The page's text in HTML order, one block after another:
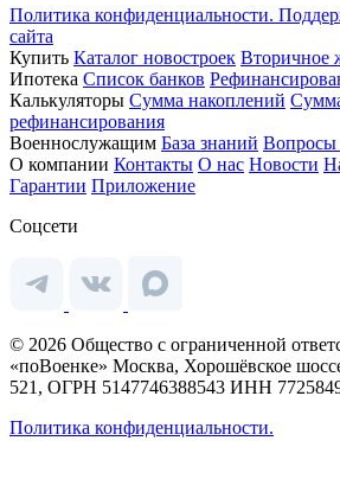
Политика конфиденциальности.
сайта
Купить Каталог новостроек Вторичное
Ипотека Список банков
Калькуляторы Сумма накоплений
рефинансирования
Военнослужащим База знаний Вопросы
О компании Контакты О нас Новости
Гарантии Приложение
Соцсети
© 2026 Общество с ограниченной
«поВоенке» Москва, Хорошёвское
521, ОГРН 5147746388543 ИНН
Политика конфиденциальности.